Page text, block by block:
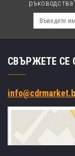
СВЪРЖЕТЕ СЕ